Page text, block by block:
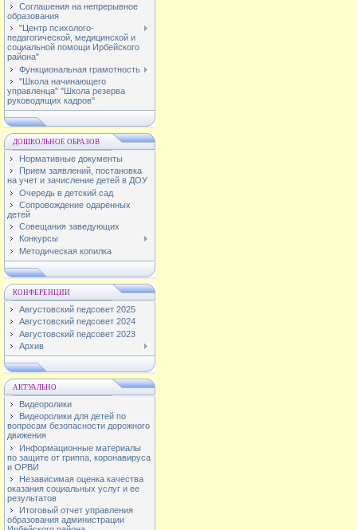
Соглашения на непрерывное
образования
"Центр психолого-
педагогической, медицинской и
социальной помощи Ирбейского
района"
Функциональная грамотность
"Школа начинающего
управленца" "Школа резерва
руководящих кадров"
ДОШКОЛЬНОЕ ОБРАЗОВ
Нормативные документы
Прием заявлений, постановка
на учет и зачисление детей в ДОУ
Очередь в детский сад
Сопровождение одаренных
детей
Совещания заведующих
Конкурсы
Методическая копилка
КОНФЕРЕНЦИИ
Августовский педсовет 2025
Августовский педсовет 2024
Августовский педсовет 2023
Архив
АКТУАЛЬНО
Видеоролики
Видеоролики для детей по
вопросам безопасности дорожного
движения
Информационные материалы
по защите от гриппа, коронавируса
и ОРВИ
Независимая оценка качества
оказания социальных услуг и ее
результатов
Итоговый отчет управления
образования администрации